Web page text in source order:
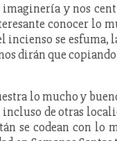
y nos
conocer lo
incienso se
dirán que
lo mucho y
de otras
se codean con lo